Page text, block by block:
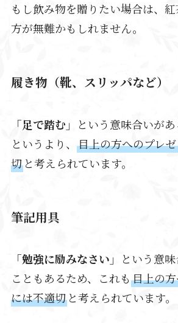
もし飲み物を贈りたい場合は、
方が無難かもしれません。
履き物（靴、スリッパなど）
「足で踏む」
という意味合いが
というより、 目上の方へのプレ
切と考えられています。
筆記用具
「勉強に励みなさい」
という意
こともあるため、これも 目上の
には不適切と考えられています。